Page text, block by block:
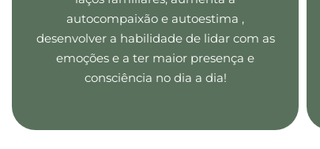
autocompaixão e autoestima ,
desenvolver a habilidade de lidar com as
emoções e a ter maior presença e
consciência no dia a dia!